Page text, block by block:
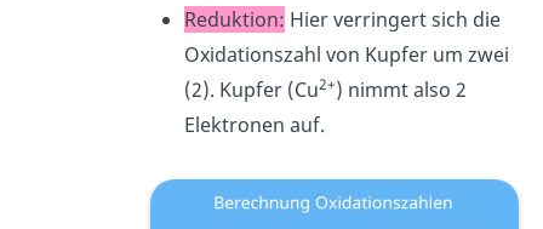
Reduktion: Hier verringert sich die
Oxidationszahl von Kupfer um zwei
(2). Kupfer (Cu2+) nimmt also 2
Elektronen auf.